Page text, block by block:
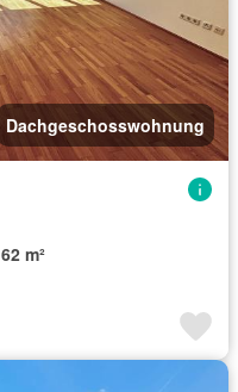
Dachgeschosswohnung
62 m²